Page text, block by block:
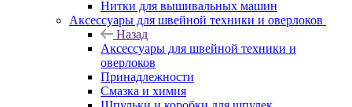
Нитки для вышивальных машин
Аксессуары для швейной техники и оверлоков
Назад
Аксессуары для швейной техники и
оверлоков
Принадлежности
Смазка и химия